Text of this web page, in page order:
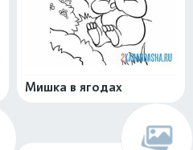
Мишка в ягодах